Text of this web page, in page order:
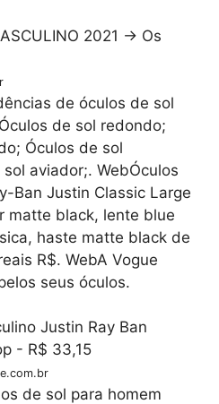
de óculos de sol
de sol redondo;
Óculos de sol
aviador;. WebÓculos
Ban Justin Classic Large
matte black, lente blue
haste matte black de
R$. WebA Vogue
seus óculos.
de sol para homem